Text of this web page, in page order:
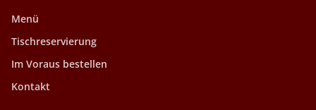
Menü
Tischreservierung
Im Voraus bestellen
Kontakt